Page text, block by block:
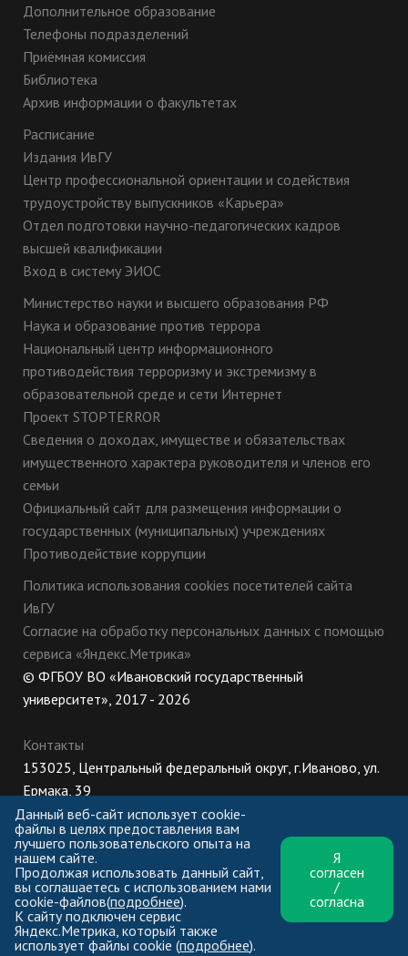
Дополнительное образование
Телефоны подразделений
Приёмная комиссия
Библиотека
Архив информации о факультетах
Расписание
Издания ИвГУ
Центр профессиональной ориентации и содействия
трудоустройству выпускников «Карьера»
Отдел подготовки научно-педагогических кадров
высшей квалификации
Вход в систему ЭИОС
Министерство науки и высшего образования РФ
Наука и образование против террора
Национальный центр информационного
противодействия терроризму и экстремизму в
образовательной среде и сети Интернет
Проект STOPTERROR
Сведения о доходах, имуществе и обязательствах
имущественного характера руководителя и членов его
семьи
Официальный сайт для размещения информации о
государственных (муниципальных) учреждениях
Противодействие коррупции
Политика использования cookies посетителей сайта
ИвГУ
Согласие на обработку персональных данных с помощью
сервиса «Яндекс.Метрика»
© ФГБОУ ВО «Ивановский государственный
университет», 2017 - 2026
Контакты
153025, Центральный федеральный округ, г.Иваново, ул.
Ермака, 39
8 (800) 222-56-86 (Приемная комиссия), +7 (4932) 32-62-
10 (Ректорат)
ПН-ЧТ: 8:30-17:00;
ПТ: 8:30-16:00;
Данный веб-сайт использует cookie-
файлы в целях предоставления вам
лучшего пользовательского опыта на
нашем сайте.
Продолжая использовать данный сайт,
вы соглашаетесь с использованием нами
cookie-файлов(подробнее).
К сайту подключен сервис
Яндекс.Метрика, который также
использует файлы cookie (подробнее).
Я
согласен
/
согласна